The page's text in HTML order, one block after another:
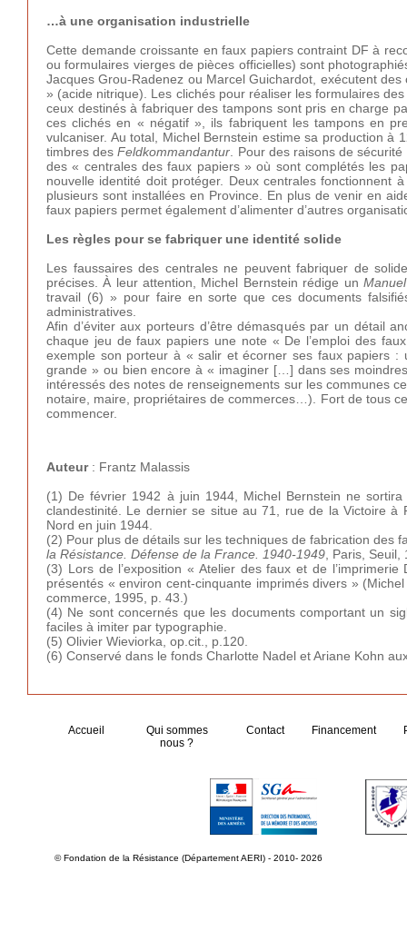
…à une organisation industrielle
Cette demande croissante en faux papiers contraint DF à
ou formulaires vierges de pièces officielles) sont
Jacques Grou-Radenez ou Marcel Guichardot, exécutent
» (acide nitrique). Les clichés pour réaliser les formulaires
ceux destinés à fabriquer des tampons sont pris en charge
ces clichés en « négatif », ils fabriquent les tampons en
vulcaniser. Au total, Michel Bernstein estime sa production
timbres desFeldkommandantur . Pour des raisons de
des « centrales des faux papiers » où sont complétés les
nouvelle identité doit protéger. Deux centrales fonctionnent
plusieurs sont installées en Province. En plus de venir en
faux papiers permet également d’alimenter d’autres
Les règles pour se fabriquer une identité solide
Les faussaires des centrales ne peuvent fabriquer de
précises. À leur attention, Michel Bernstein rédige un
travail (6) » pour faire en sorte que ces documents
administratives.
Afin d’éviter aux porteurs d’être démasqués par un détail
chaque jeu de faux papiers une note « De l’emploi des
exemple son porteur à « salir et écorner ses faux papiers :
grande » ou bien encore à « imaginer […] dans ses
intéressés des notes de renseignements sur les communes
notaire, maire, propriétaires de commerces…). Fort de tous
commencer.
Auteur: Frantz Malassis
(1) De février 1942 à juin 1944, Michel Bernstein ne
clandestinité. Le dernier se situe au 71, rue de la Victoire à
Nord en juin 1944.
(2) Pour plus de détails sur les techniques de fabrication des
la Résistance. Défense de la France. 1940-1949 , Paris,
(3) Lors de l’exposition « Atelier des faux et de
présentés « environ cent-cinquante imprimés divers »
commerce, 1995, p. 43.)
(4) Ne sont concernés que les documents comportant un
faciles à imiter par typographie.
(5) Olivier Wieviorka, op.cit., p.120.
(6) Conservé dans le fonds Charlotte Nadel et Ariane Kohn
Accueil
Qui sommes
nous ?
Contact Financement
© Fondation de la Résistance (Département AERI) - 2010- 2026